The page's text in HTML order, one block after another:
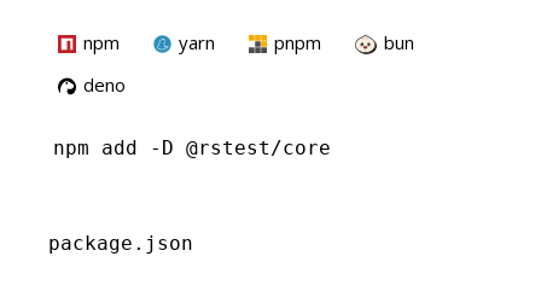
npm yarn pnpm
bun
deno
npm add -D @rstest/core
package.json